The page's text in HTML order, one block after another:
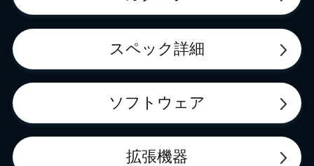
スペック詳細
ソフトウェア
拡張機器